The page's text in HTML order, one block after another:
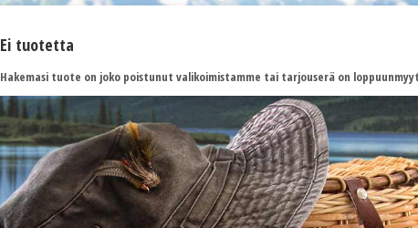
Ei tuotetta
Hakemasi tuote on joko poistunut valikoimistamme tai tarjouserä on